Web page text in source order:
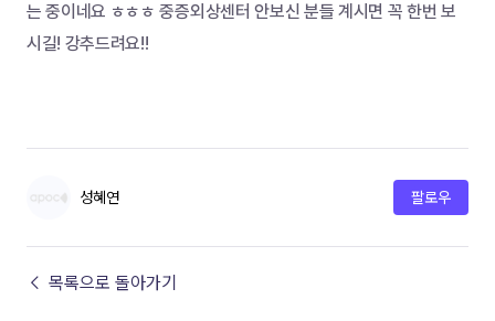
는 중이네요 ㅎㅎㅎ 중증외상센터 안보신 분들 계시면 꼭 한번 보
시길! 강추드려요!!
성혜연 팔로우
← 목록으로 돌아가기